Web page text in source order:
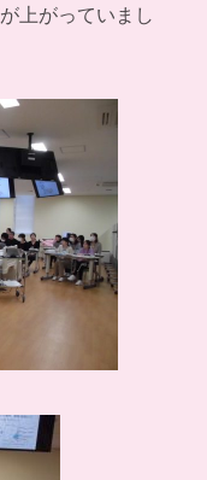
上がっていまし